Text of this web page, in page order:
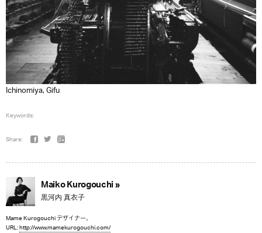
Ichinomiya, Gifu
Keywords:
Share:
Maiko Kurogouchi »
黒河内 真衣子
Mame Kurogouchi デザイナー。
URL:http://www.mamekurogouchi.com/